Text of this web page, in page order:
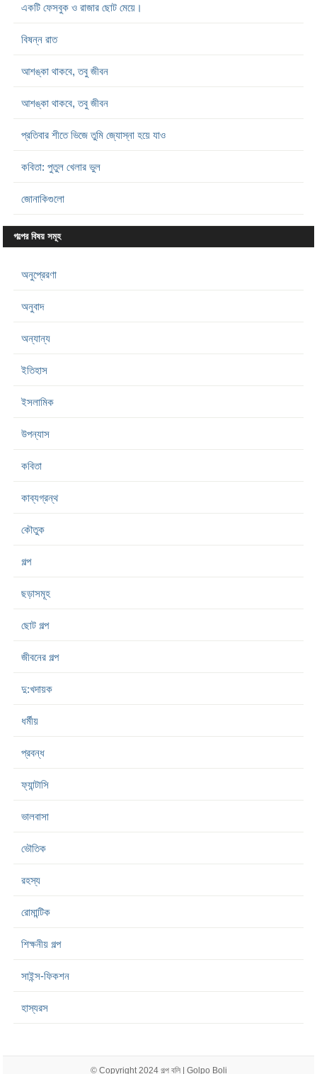
একটি ফেসবুক ও রাজার ছোট মেয়ে।
বিষন্ন রাত
আশঙ্কা থাকবে, তবু জীবন
আশঙ্কা থাকবে, তবু জীবন
প্রতিবার শীতে ভিজে তুমি জ্যোস্না হয়ে যাও
কবিতা: পুতুল খেলার ভুল
জোনাকিগুলো
গল্পের বিষয় সমূহ
অনুপ্রেরণা
অনুবাদ
অন্যান্য
ইতিহাস
ইসলামিক
উপন্যাস
কবিতা
কাব্যগ্রন্থ
কৌতুক
গল্প
ছড়াসমূহ
ছোট গল্প
জীবনের গল্প
দু:খদায়ক
ধর্মীয়
প্রবন্ধ
ফ্যান্টাসি
ভালবাসা
ভৌতিক
রহস্য
রোমান্টিক
শিক্ষনীয় গল্প
সাইন্স-ফিকশন
হাস্যরস
© Copyright 2024 গল্প বলি | Golpo Boli